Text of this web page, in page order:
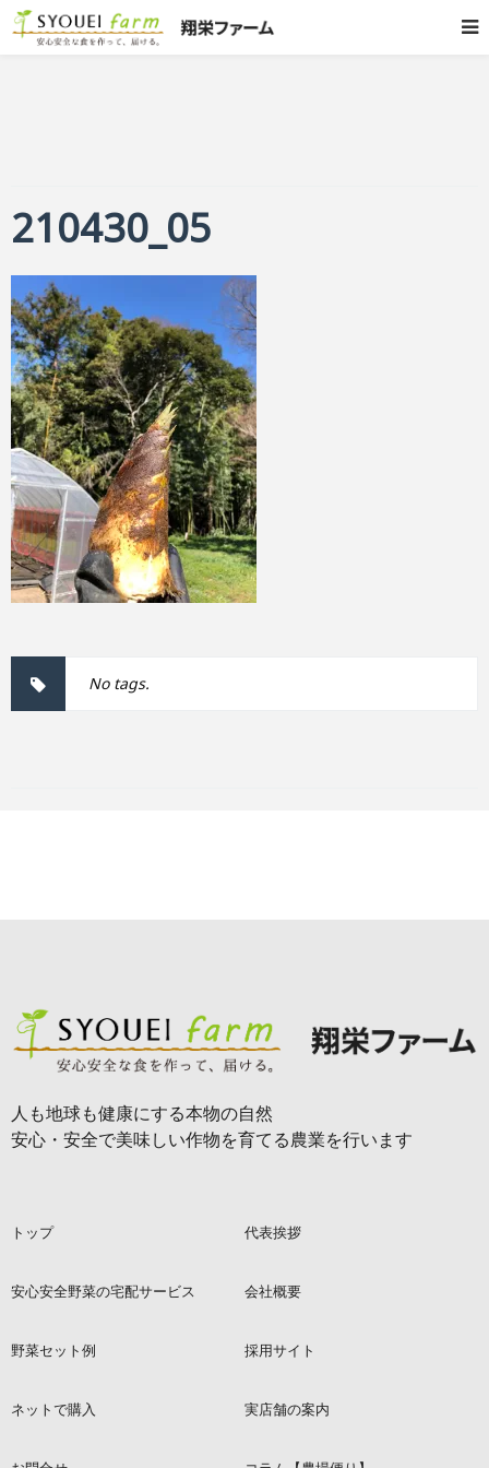
210430_05
No tags.
人も地球も健康にする本物の自然
安心・安全で美味しい作物を育てる農業を行います
トップ 代表挨拶
安心安全野菜の宅配サービス 会社概要
野菜セット例 採用サイト
ネットで購入 実店舗の案内